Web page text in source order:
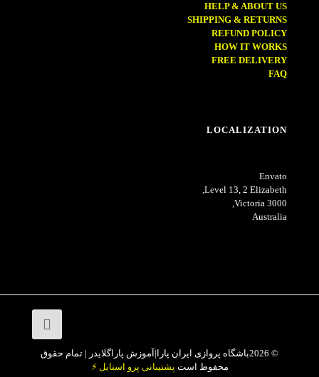
HELP & ABOUT US
SHIPPING & RETURNS
REFUND POLICY
HOW IT WORKS
FREE DELIVERY
FAQ
LOCALIZATION
Envato
Level 13, 2 Elizabeth,
Victoria 3000,
Australia
© 2026باشگاه پروازی ایران پارا|آموزش پاراگلایدر | تمام حقوق
محفوظ است پشتیبانی پرو استایل ⚡